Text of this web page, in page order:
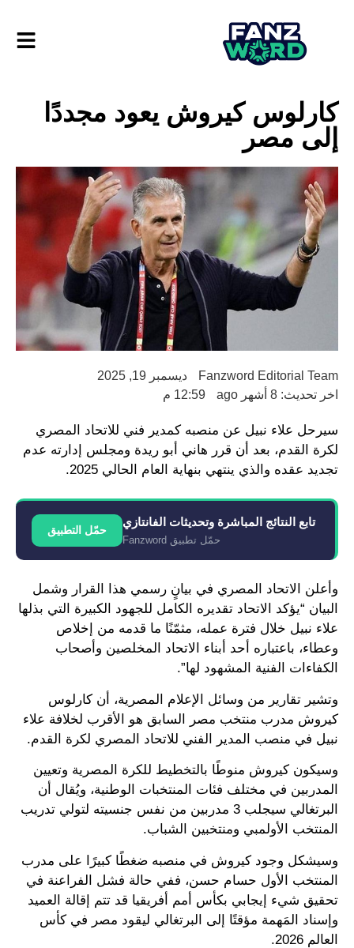
كارلوس كيروش يعود مجددًا
إلى مصر
Fanzword Editorial Team
ديسمبر 19, 2025
اخر تحديث: 8 أشهر ago
12:59 م
سيرحل علاء نبيل عن منصبه كمدير فني للاتحاد المصري
لكرة القدم، بعد أن قرر هاني أبو ريدة ومجلس إدارته عدم
تجديد عقده والذي ينتهي بنهاية العام الحالي 2025.
تابع النتائج المباشرة وتحديثات الفانتازي
حمّل تطبيق Fanzword
حمّل التطبيق
وأعلن الاتحاد المصري في بيانٍ رسمي هذا القرار وشمل
البيان “يؤكد الاتحاد تقديره الكامل للجهود الكبيرة التي بذلها
علاء نبيل خلال فترة عمله، مثمّنًا ما قدمه من إخلاص
وعطاء، باعتباره أحد أبناء الاتحاد المخلصين وأصحاب
الكفاءات الفنية المشهود لها”.
وتشير تقارير من وسائل الإعلام المصرية، أن كارلوس
كيروش مدرب منتخب مصر السابق هو الأقرب لخلافة علاء
نبيل في منصب المدير الفني للاتحاد المصري لكرة القدم.
وسيكون كيروش منوطًا بالتخطيط للكرة المصرية وتعيين
المدربين في مختلف فئات المنتخبات الوطنية، ويُقال أن
البرتغالي سيجلب 3 مدربين من نفس جنسيته لتولي تدريب
المنتخب الأولمبي ومنتخبين الشباب.
وسيشكل وجود كيروش في منصبه ضغطًا كبيرًا على مدرب
المنتخب الأول حسام حسن، ففي حالة فشل الفراعنة في
تحقيق شيء إيجابي بكأس أمم أفريقيا قد تتم إقالة العميد
وإسناد المَهمة مؤقتًا إلى البرتغالي ليقود مصر في كأس
العالم 2026.